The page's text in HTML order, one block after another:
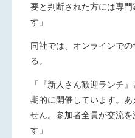
要と判断された方には専
す」
同社では、オンラインで
る。
「『新人さん歓迎ランチ
期的に開催しています。
せん。参加者全員が交流
す」